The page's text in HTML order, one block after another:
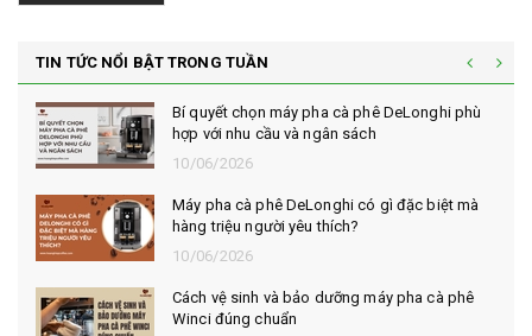
TIN TỨC NỔI BẬT TRONG TUẦN
Bí quyết chọn máy pha cà phê DeLonghi phù
hợp với nhu cầu và ngân sách
10/06/2026
Máy pha cà phê DeLonghi có gì đặc biệt mà
hàng triệu người yêu thích?
10/06/2026
Cách vệ sinh và bảo dưỡng máy pha cà phê
Winci đúng chuẩn